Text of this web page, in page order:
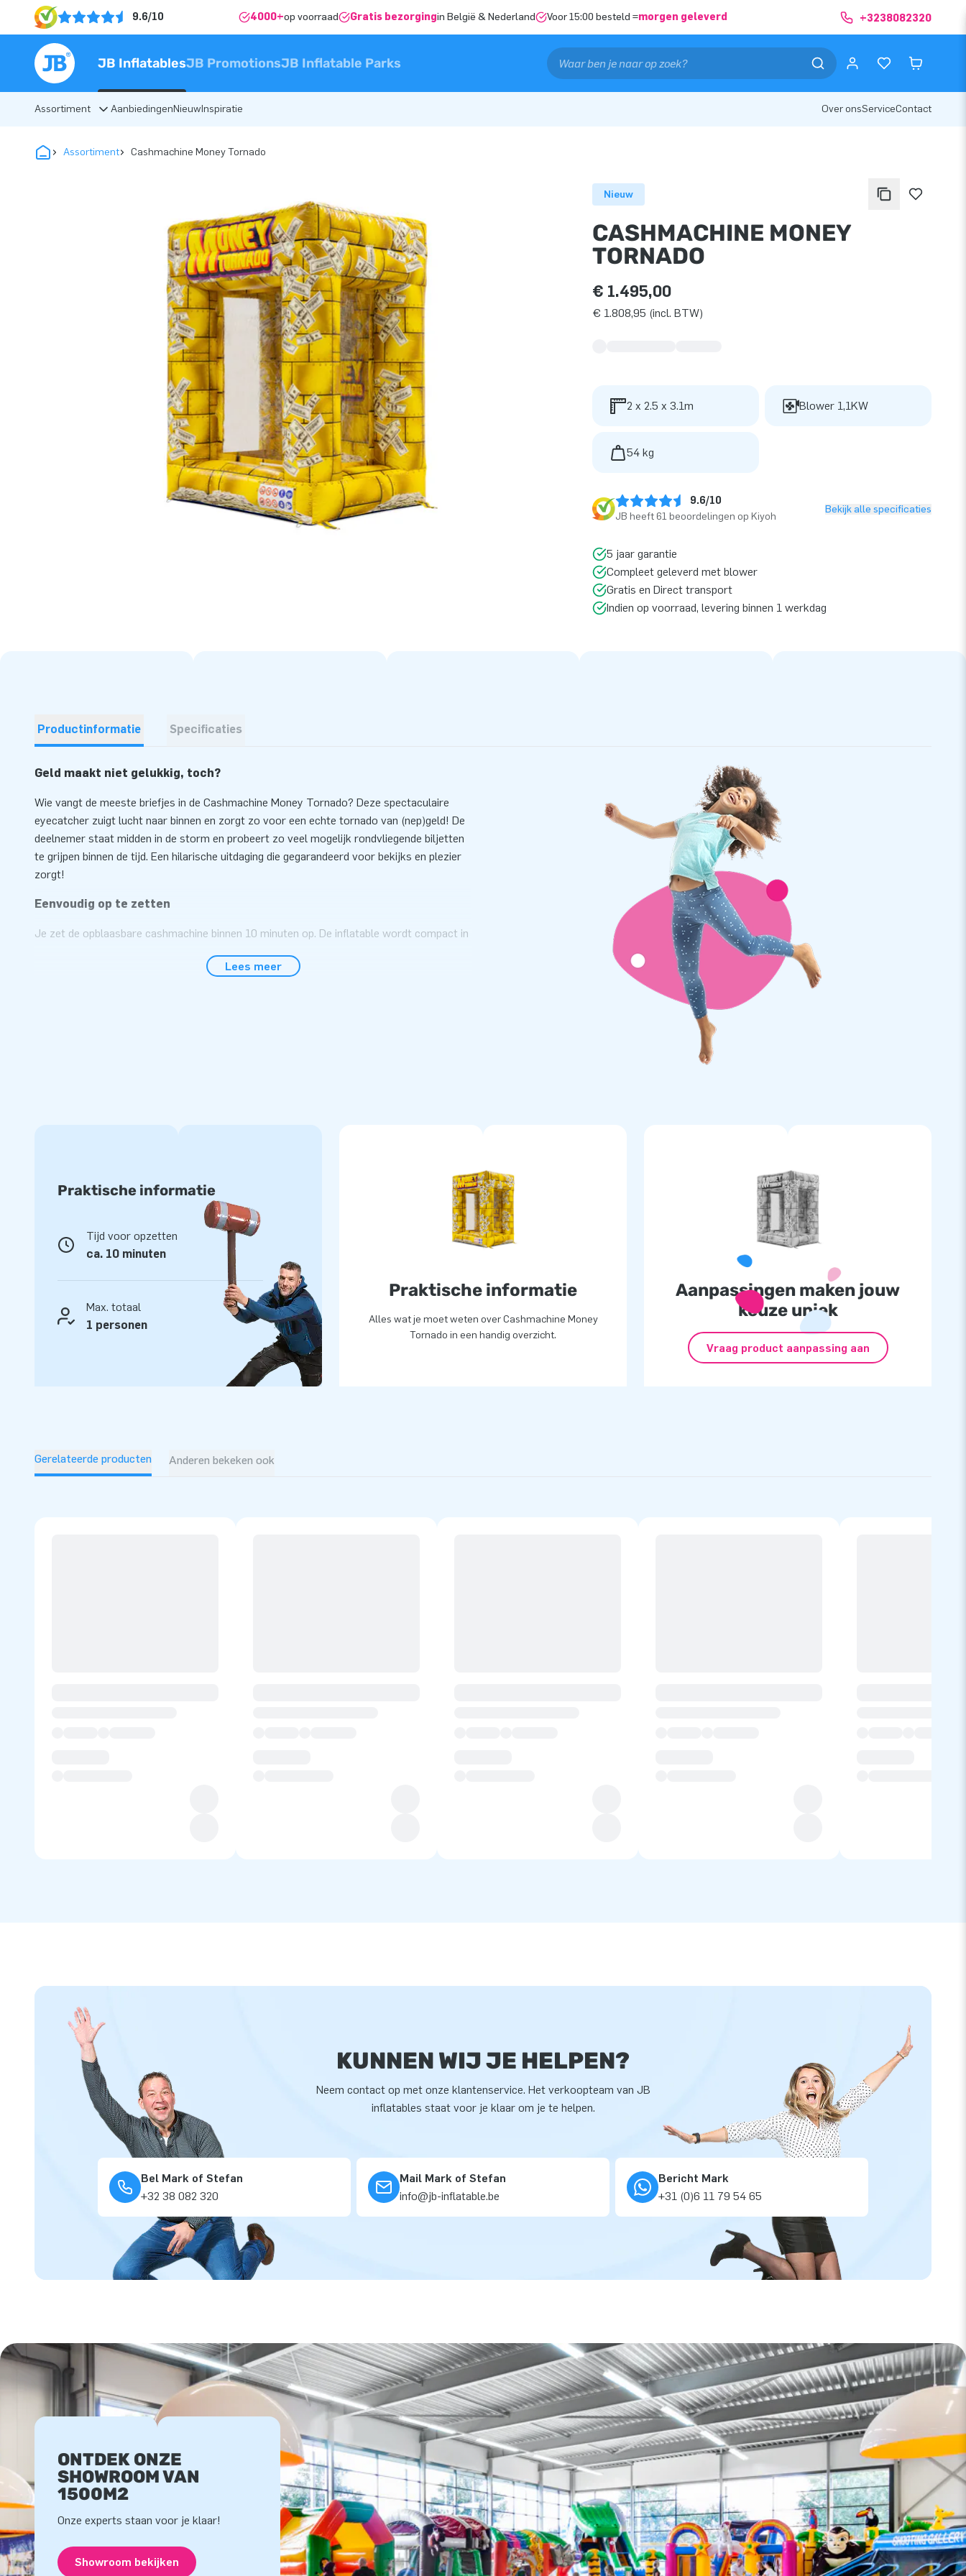
9.6/10 4000+op voorraad Gratis bezorgingin België & Nederland Voor 15:00 besteld =morgen geleverd +3238082320
JB InflatablesJB PromotionsJB Inflatable Parks
Assortiment AanbiedingenNieuwInspiratie Over onsServiceContact
Assortiment Cashmachine Money Tornado
Nieuw
CASHMACHINE MONEY
TORNADO
€ 1.495,00
€ 1.808,95 (incl. BTW)
2 x 2.5 x 3.1m Blower 1,1KW
54 kg
9.6/10
JB heeft 61 beoordelingen op Kiyoh
Bekijk alle specificaties
5 jaar garantie
Compleet geleverd met blower
Gratis en Direct transport
Indien op voorraad, levering binnen 1 werkdag
Productinformatie Specificaties
Geld maakt niet gelukkig, toch?
Wie vangt de meeste briefjes in de Cashmachine Money Tornado? Deze spectaculaire
eyecatcher zuigt lucht naar binnen en zorgt zo voor een echte tornado van (nep)geld! De
deelnemer staat midden in de storm en probeert zo veel mogelijk rondvliegende biljetten
te grijpen binnen de tijd. Een hilarische uitdaging die gegarandeerd voor bekijks en plezier
zorgt!
Eenvoudig op te zetten
Je zet de opblaasbare cashmachine binnen 10 minuten op. De inflatable wordt compact in
Money Tornado een complete set: blower, verankeringsmateriaal, transportzak en een
Lees meer
Praktische informatie
Tijd voor opzetten
ca. 10 minuten
Max. totaal
1 personen
Praktische informatie
Alles wat je moet weten over Cashmachine Money
Tornado in een handig overzicht.
Aanpassingen maken jouw
keuze uniek
Vraag product aanpassing aan
Gerelateerde producten Anderen bekeken ook
KUNNEN WIJ JE HELPEN?
Neem contact op met onze klantenservice. Het verkoopteam van JB
inflatables staat voor je klaar om je te helpen.
Bel Mark of Stefan
+32 38 082 320
Mail Mark of Stefan
info@jb-inflatable.be
Bericht Mark
+31 (0)6 11 79 54 65
ONTDEK ONZE
SHOWROOM VAN
1500M2
Onze experts staan voor je klaar!
Showroom bekijken